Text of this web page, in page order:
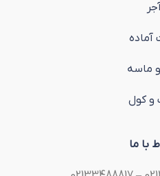
آماده
ماسه
و کول
با ما